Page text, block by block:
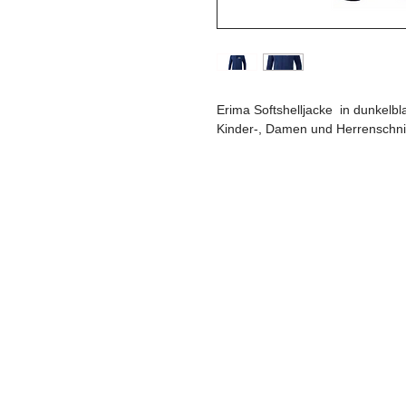
Erima Softshelljacke in
Kinder-, Damen und